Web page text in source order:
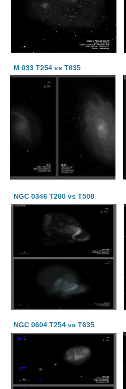
M 033 T254 vs T635
NGC 0346 T280 vs T508
NGC 0604 T254 vs T635